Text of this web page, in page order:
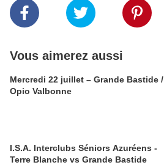
Vous aimerez aussi
Mercredi 22 juillet – Grande Bastide /
Opio Valbonne
I.S.A. Interclubs Séniors Azuréens -
Terre Blanche vs Grande Bastide